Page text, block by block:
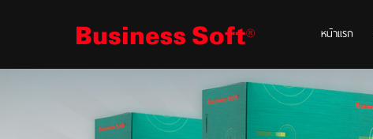
หน้าแรก